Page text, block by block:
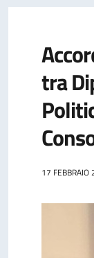
tra
17 FEBBRAIO